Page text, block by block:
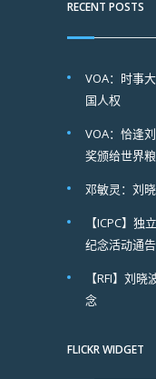
RECENT POSTS
VOA：时事
国人权
VOA：恰逢
奖颁给世界
邓敏灵：刘
【ICPC】
纪念活动通告
【RFI】刘
念
FLICKR WIDGET